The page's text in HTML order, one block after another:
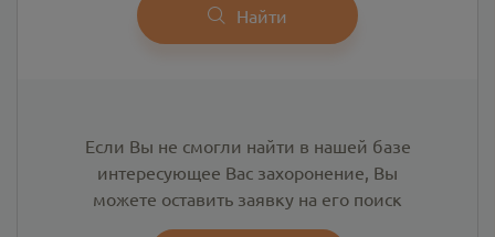
Найти
Если Вы не смогли найти в нашей базе
интересующее Вас захоронение, Вы
можете оставить заявку на его поиск